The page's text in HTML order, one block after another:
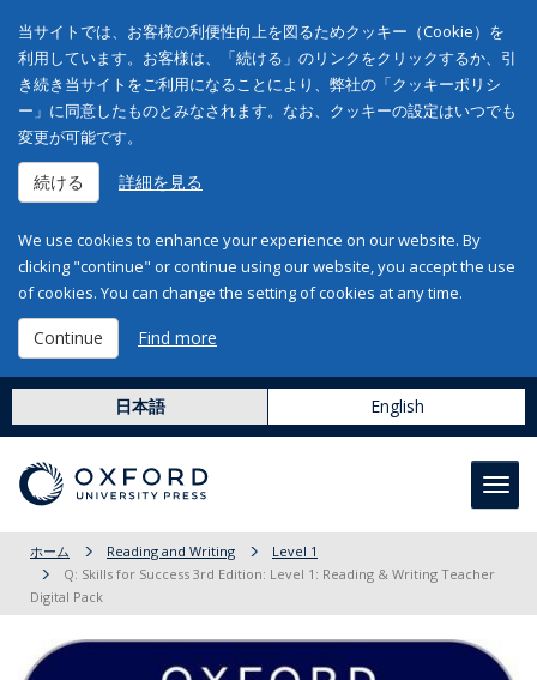
当サイトでは、お客様の利便性向上を図るためクッキー（Cookie）を
利用しています。お客様は、「続ける」のリンクをクリックするか、引
き続き当サイトをご利用になることにより、弊社の「クッキーポリシ
ー」に同意したものとみなされます。なお、クッキーの設定はいつでも
変更が可能です。
続ける 詳細を見る
We use cookies to enhance your experience on our website. By
clicking "continue" or continue using our website, you accept the use
of cookies. You can change the setting of cookies at any time.
Continue Find more
日本語 English
ホーム Reading and Writing
Level 1
Q: Skills for Success 3rd Edition: Level 1: Reading & Writing Teacher
Digital Pack